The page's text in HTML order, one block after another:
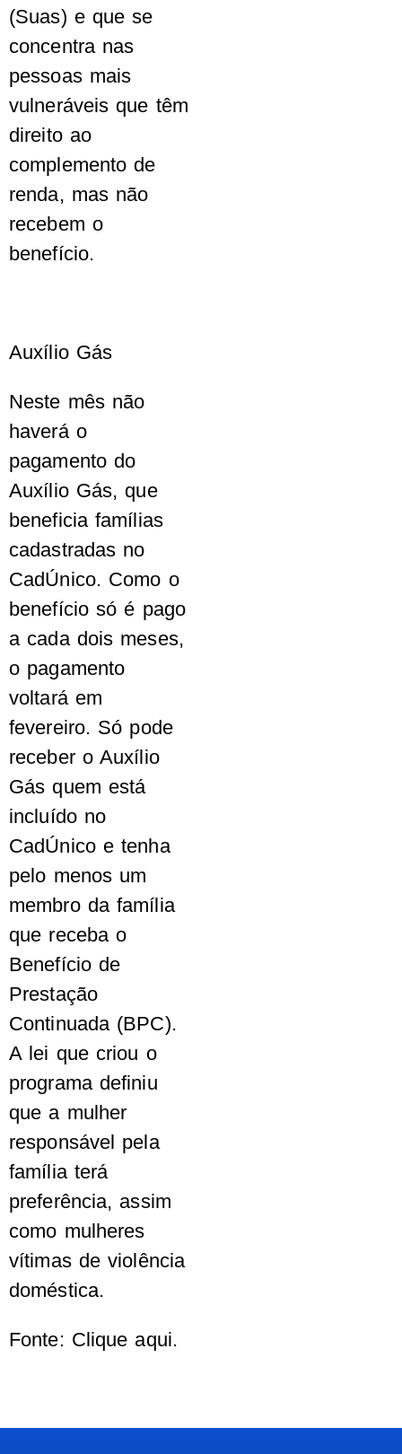
(Suas) e que se
concentra nas
pessoas mais
vulneráveis que têm
direito ao
complemento de
renda, mas não
recebem o
benefício.
Auxílio Gás
Neste mês não
haverá o
pagamento do
Auxílio Gás, que
beneficia famílias
cadastradas no
CadÚnico. Como o
benefício só é pago
a cada dois meses,
o pagamento
voltará em
fevereiro. Só pode
receber o Auxílio
Gás quem está
incluído no
CadÚnico e tenha
pelo menos um
membro da família
que receba o
Benefício de
Prestação
Continuada (BPC).
A lei que criou o
programa definiu
que a mulher
responsável pela
família terá
preferência, assim
como mulheres
vítimas de violência
doméstica.
Fonte: Clique aqui.